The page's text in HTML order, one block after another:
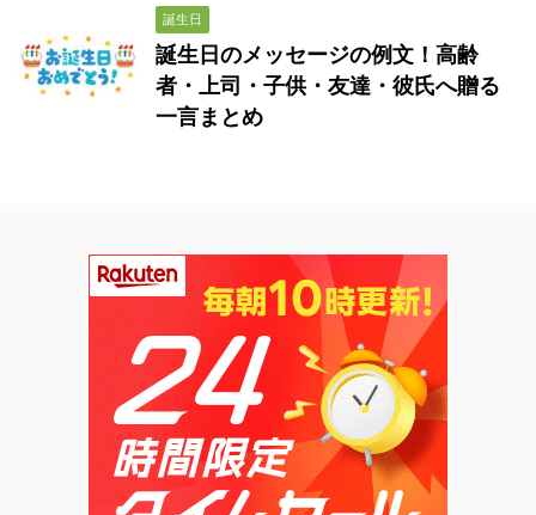
誕生日
誕生日のメッセージの例文！高齢
者・上司・子供・友達・彼氏へ贈る
一言まとめ